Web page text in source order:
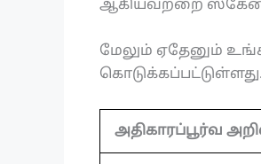
ஆகியவற்றை ஸ்கேன்
மேலும் ஏதேனும்
அதிகாரப்பூர்வ